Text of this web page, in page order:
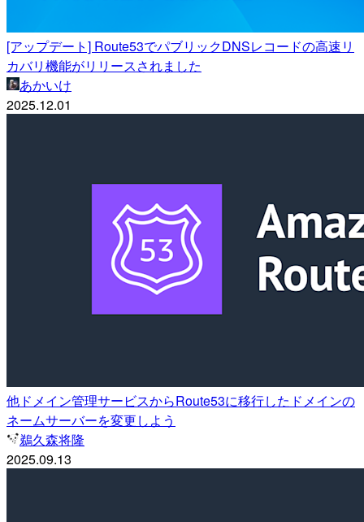
[アップデート] Route53でパブリックDNSレコードの高速リ
カバリ機能がリリースされました
あかいけ
2025.12.01
他ドメイン管理サービスからRoute53に移行したドメインの
ネームサーバーを変更しよう
鵜久森将隆
2025.09.13